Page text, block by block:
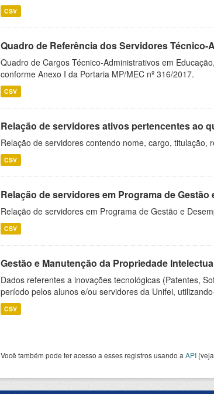
CSV
Quadro de Referência dos Servidores
Quadro de Cargos Técnico-Administrativos em
conforme Anexo I da Portaria MP/MEC nº 316/2017.
CSV
Relação de servidores ativos pertencentes ao
Relação de servidores contendo nome, cargo, titulação,
CSV
Relação de servidores em Programa de Gestão
Relação de servidores em Programa de Gestão e
CSV
Gestão e Manutenção da Propriedade
Dados referentes a inovações tecnológicas (Patentes,
período pelos alunos e/ou servidores da Unifei,
CSV
Você também pode ter acesso a esses registros usando a API (veja